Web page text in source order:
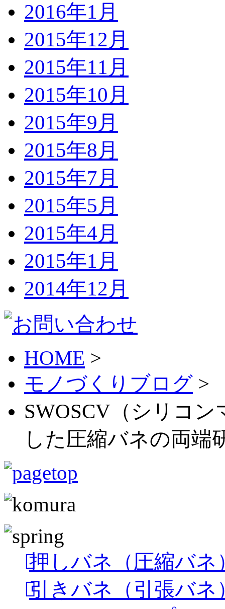
2016年1月
2015年12月
2015年11月
2015年10月
2015年9月
2015年8月
2015年7月
2015年5月
2015年4月
2015年1月
2014年12月
HOME >
モノづくりブログ >
SWOSCV（シリコ
した圧縮バネの両端
押しバネ（圧縮バネ
引きバネ（引張バネ